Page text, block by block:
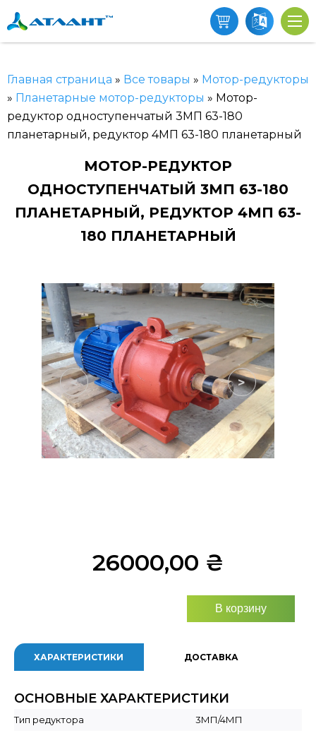
Главная страница » Все товары » Мотор-редукторы
» Планетарные мотор-редукторы » Мотор-
редуктор одноступенчатый 3МП 63-180
планетарный, редуктор 4МП 63-180 планетарный
МОТОР-РЕДУКТОР
ОДНОСТУПЕНЧАТЫЙ 3МП 63-180
ПЛАНЕТАРНЫЙ, РЕДУКТОР 4МП 63-
180 ПЛАНЕТАРНЫЙ
< >
26000,00 ₴
В корзину
ХАРАКТЕРИСТИКИ ДОСТАВКА
ОСНОВНЫЕ ХАРАКТЕРИСТИКИ
Тип редуктора
3МП/4МП